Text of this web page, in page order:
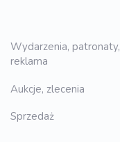
Wydarzenia, patronaty,
reklama
Aukcje, zlecenia
Sprzedaż